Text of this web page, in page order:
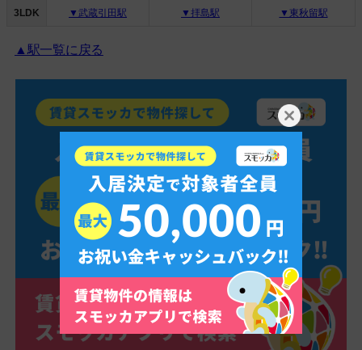
3LDK ▼武蔵引田駅 ▼拝島駅 ▼東秋留駅
▲駅一覧に戻る